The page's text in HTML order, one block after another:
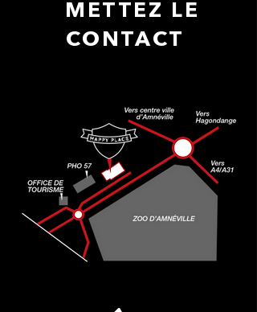
METTEZ LE
CONTACT